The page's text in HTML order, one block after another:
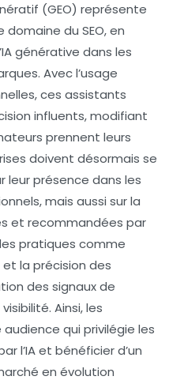
(GEO) représente
domaine du SEO, en
générative dans les
Avec l’usage
, ces assistants
influents, modifiant
prennent leurs
doivent désormais se
leur présence dans les
, mais aussi sur la
et recommandées par
pratiques comme
et la précision des
des signaux de
Ainsi, les
qui privilégie les
l’IA et bénéficier d’un
en évolution